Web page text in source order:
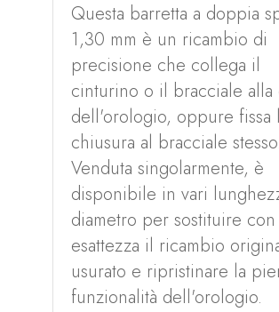
Questa barretta a doppia
1,30 mm è un ricambio di
precisione che collega il
cinturino o il bracciale alla
dell'orologio, oppure fissa
chiusura al bracciale stesso.
Venduta singolarmente, è
disponibile in vari
diametro per sostituire con
esattezza il ricambio
usurato e ripristinare la
funzionalità dell'orologio.